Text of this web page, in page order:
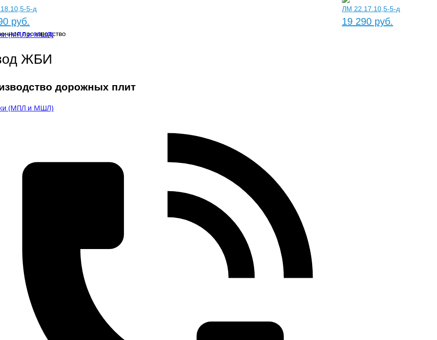
(МПЛ и МШЛ)
(МПЛ и МШЛ)
5-д
руб.
ЛМ 22.17.10,5-5-д
19 290 руб.
производство
ЖБИ
дорожных плит